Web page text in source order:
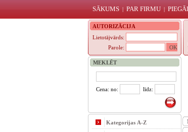
SĀKUMS | PAR FIRMU|
AUTORIZĀCIJA
Lietotājvārds:
Parole:
MEKLĒT
Cena: no: līdz:
Kategorijas A-Z